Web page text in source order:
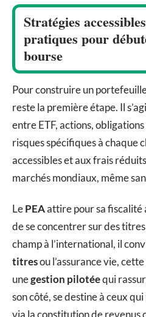
Stratégies
pratiques pour
bourse
Pour construire un
reste la première étape. Il
entre ETF, actions,
risques spécifiques à chaque
accessibles et aux frais
marchés mondiaux, même
LePEAattire pour sa fiscalité
de se concentrer sur des
champ à l’international, il
titresou l’assurance vie,
unegestion pilotéequi
son côté, se destine à ceux